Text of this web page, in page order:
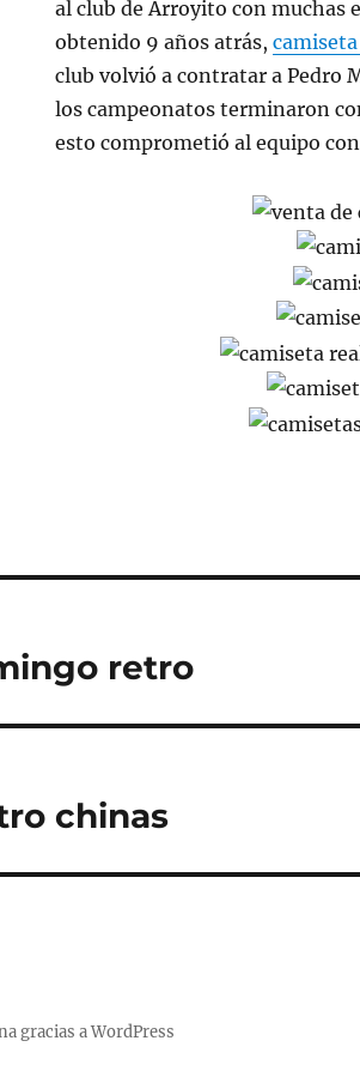
al club de Arroyito con muchas
obtenido 9 años atrás,
club volvió a contratar a Pedro
los campeonatos terminaron
esto comprometió al equipo
retro
chinas
gracias a WordPress